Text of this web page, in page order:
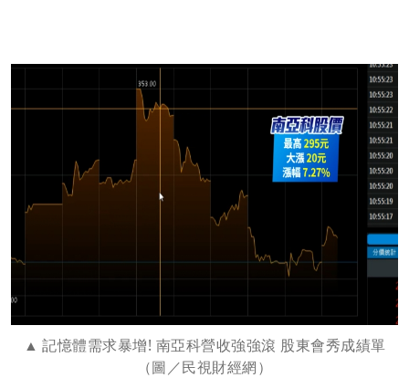
記憶體需求暴增! 南亞科營收強強滾 股東會秀成績單
（圖／民視財經網）